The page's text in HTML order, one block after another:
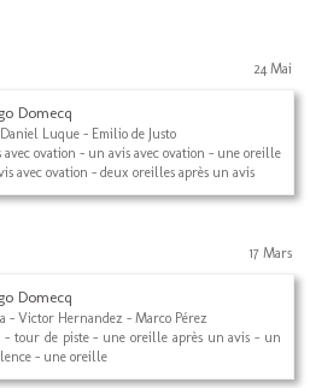
24 Mai
Domecq
Luque - Emilio de Justo
ovation - un avis avec ovation - une oreille
avec ovation - deux oreilles après un avis
17 Mars
Domecq
- Victor Hernandez - Marco Pérez
- tour de piste - une oreille après un avis - un
- une oreille